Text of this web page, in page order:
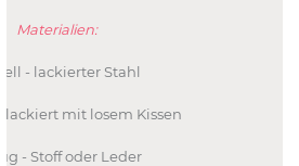
Materialien:
- lackierter Stahl
lackiert mit losem Kissen
- Stoff oder Leder